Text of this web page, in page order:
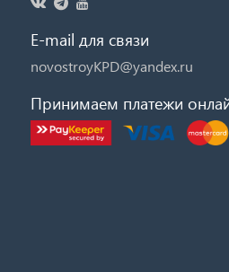
E-mail для связи
novostroyKPD@yandex.ru
Принимаем платежи